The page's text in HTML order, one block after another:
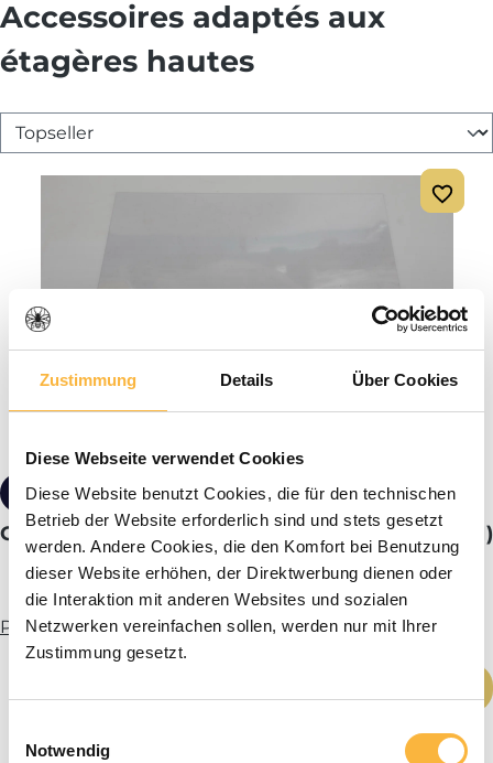
Zustimmung Details Über Cookies
Diese Webseite verwendet Cookies
Diese Website benutzt Cookies, die für den technischen
Betrieb der Website erforderlich sind und stets gesetzt
werden. Andere Cookies, die den Komfort bei Benutzung
dieser Website erhöhen, der Direktwerbung dienen oder
die Interaktion mit anderen Websites und sozialen
Netzwerken vereinfachen sollen, werden nur mit Ihrer
Zustimmung gesetzt.
Notwendig
Accessoires adaptés aux
étagères hautes
1,95 €*
Couverture fixe de 11 sacs de taille normale (DN)
Plus d’infos
Quantité de produit : Entrez la